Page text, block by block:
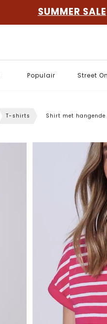
SUMMER SALE
Populair Street
T-shirts Shirt met hangende